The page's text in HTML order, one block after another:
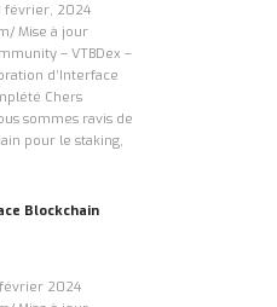
février, 2024
Mise à jour
– VTBDex –
d’Interface
Chers
sommes ravis de
pour le staking,
Blockchain
février 2024